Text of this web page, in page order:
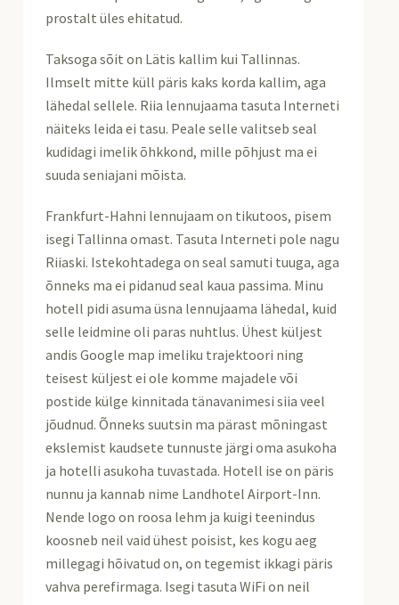
prostalt üles ehitatud.
Taksoga sõit on Lätis kallim kui Tallinnas.
Ilmselt mitte küll päris kaks korda kallim, aga
lähedal sellele. Riia lennujaama tasuta Interneti
näiteks leida ei tasu. Peale selle valitseb seal
kudidagi imelik õhkkond, mille põhjust ma ei
suuda seniajani mõista.
Frankfurt-Hahni lennujaam on tikutoos, pisem
isegi Tallinna omast. Tasuta Interneti pole nagu
Riiaski. Istekohtadega on seal samuti tuuga, aga
õnneks ma ei pidanud seal kaua passima. Minu
hotell pidi asuma üsna lennujaama lähedal, kuid
selle leidmine oli paras nuhtlus. Ühest küljest
andis Google map imeliku trajektoori ning
teisest küljest ei ole komme majadele või
postide külge kinnitada tänavanimesi siia veel
jõudnud. Õnneks suutsin ma pärast mõningast
ekslemist kaudsete tunnuste järgi oma asukoha
ja hotelli asukoha tuvastada. Hotell ise on päris
nunnu ja kannab nime Landhotel Airport-Inn.
Nende logo on roosa lehm ja kuigi teenindus
koosneb neil vaid ühest poisist, kes kogu aeg
millegagi hõivatud on, on tegemist ikkagi päris
vahva perefirmaga. Isegi tasuta WiFi on neil